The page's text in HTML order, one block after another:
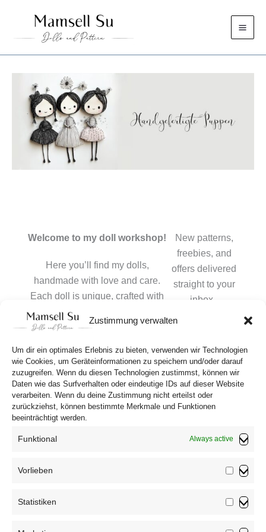
Zustimmung verwalten
Um dir ein optimales Erlebnis zu bieten, verwenden wir Technologien
wie Cookies, um Geräteinformationen zu speichern und/oder darauf
zuzugreifen. Wenn du diesen Technologien zustimmst, können wir
Daten wie das Surfverhalten oder eindeutige IDs auf dieser Website
verarbeiten. Wenn du deine Zustimmung nicht erteilst oder
zurückziehst, können bestimmte Merkmale und Funktionen
beeinträchtigt werden.
Funktional Always active
Vorlieben
Statistiken
content
Welcome to my doll workshop!
Here you’ll find my dolls,
handmade with love and care.
Each doll is unique, crafted with
special details and high-quality
materials.
collector’s item, each doll tells its
own story ❤
New patterns,
freebies, and
offers delivered
straight to your
inbox..
InstagramPinterest Facebook LinkedIn
Elf dolls